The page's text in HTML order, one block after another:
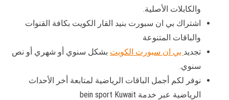
والكابلات الأصلية.
اشتراك بي ان سبورت بنيد القار الكويت بكافة القنوات
والباقات المتنوعة
تجديد بي ان سبورت الكويت بشكل سنوي أو شهري أو نص
سنوي.
نوفر لكم أجمل الباقات الرياضية لمتابعة أخر الأحداث
الرياضية عبر خدمة bein sport Kuwait